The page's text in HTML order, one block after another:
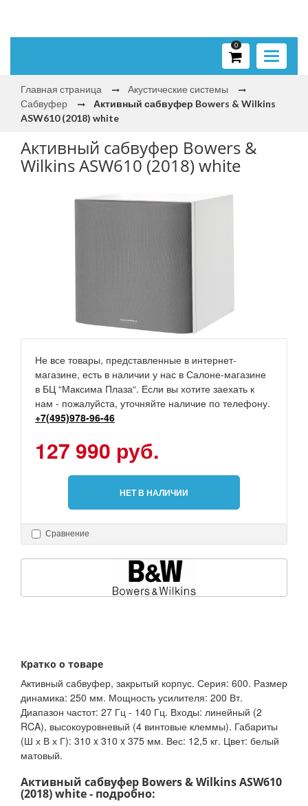
Toggle
0
Главная страница
Акустические системы
Сабвуфер
Активный сабвуфер Bowers & Wilkins
ASW610 (2018) white
Активный сабвуфер Bowers &
Wilkins ASW610 (2018) white
Не все товары, представленные в интернет-
магазине, есть в наличии у нас в Салоне-магазине
в БЦ “Максима Плаза“. Если вы хотите заехать к
нам - пожалуйста, уточняйте наличие по телефону.
+7(495)978-96-46
127 990 руб.
НЕТ В НАЛИЧИИ
Сравнение
Кратко о товаре
Активный сабвуфер, закрытый корпус. Серия: 600. Размер
динамика: 250 мм. Мощность усилителя: 200 Вт.
Диапазон частот: 27 Гц - 140 Гц. Входы: линейный (2
RCA), высокоуровневый (4 винтовые клеммы). Габариты
(Ш х В х Г): 310 x 310 x 375 мм. Вес: 12,5 кг. Цвет: белый
матовый.
Активный сабвуфер Bowers & Wilkins ASW610
(2018) white - подробно: